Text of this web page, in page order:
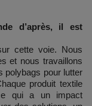
d’après, il est
cette voie. Nous
et nous travaillons
polybags pour lutter
produit textile
qui a un impact